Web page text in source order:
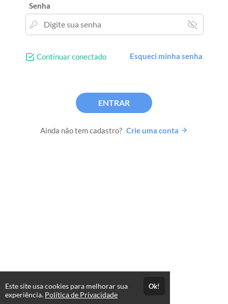
Senha
Continuar conectado Esqueci minha senha
ENTRAR
Ainda não tem cadastro? Crie uma conta
Este site usa cookies para melhorar sua
experiência. Política de Privacidade
Ok!